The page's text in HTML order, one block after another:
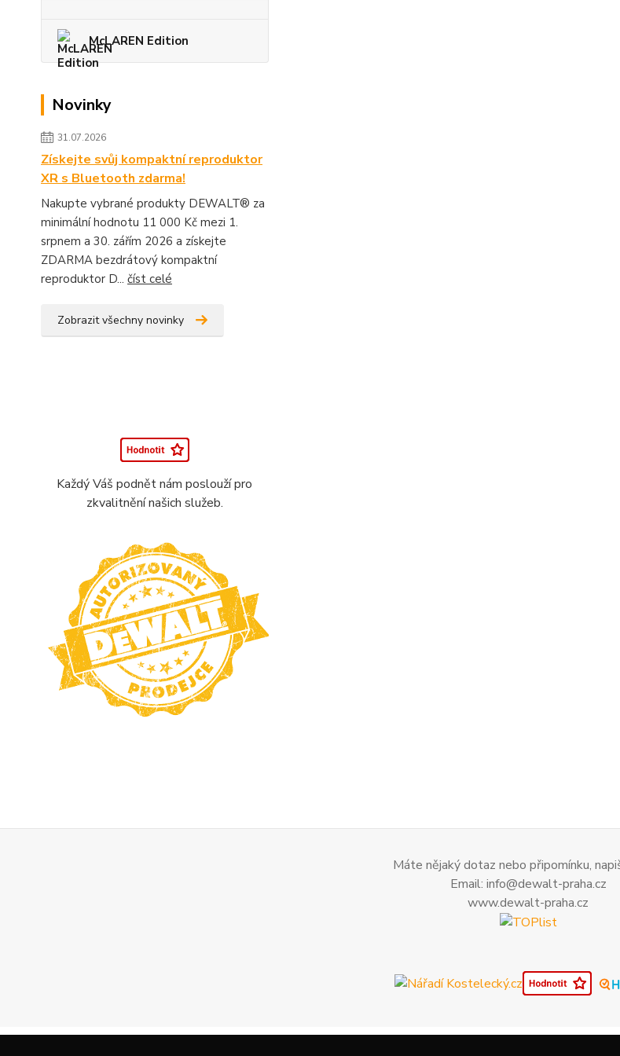
McLAREN Edition
Novinky
31.07.2026
Získejte svůj kompaktní reproduktor
XR s Bluetooth zdarma!
Nakupte vybrané produkty DEWALT® za
minimální hodnotu 11 000 Kč mezi 1.
srpnem a 30. zářím 2026 a získejte
ZDARMA bezdrátový kompaktní
reproduktor D... číst celé
Zobrazit všechny novinky
Každý Váš podnět nám poslouží pro
zkvalitnění našich služeb.
Máte nějaký dotaz nebo připomínku,
Email: info@dewalt-praha.cz
www.dewalt-praha.cz